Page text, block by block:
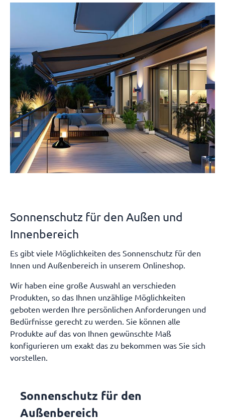
Sonnenschutz für den Außen und
Innenbereich
Es gibt viele Möglichkeiten des Sonnenschutz für den
Innen und Außenbereich in unserem Onlineshop.
Wir haben eine große Auswahl an verschieden
Produkten, so das Ihnen unzählige Möglichkeiten
geboten werden Ihre persönlichen Anforderungen und
Bedürfnisse gerecht zu werden. Sie können alle
Produkte auf das von Ihnen gewünschte Maß
konfigurieren um exakt das zu bekommen was Sie sich
vorstellen.
Sonnenschutz für den
Außenbereich